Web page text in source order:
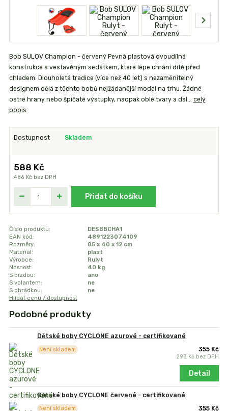
Bob SULOV Champion - červený Pevná plastová dvoudílná
konstrukce s vestavěným sedátkem, které lépe chrání dítě před
chladem. Dlouholetá tradice (více než 40 let) s nezaměnitelný
designem dělá z těchto bobů nejžádanější model na trhu. Žádné
ostré hrany nebo špičaté výstupky, naopak oblé tvary a dal... celý
popis
Dostupnost Skladem
588 Kč
486 Kč bez DPH
Přidat do košíku
Číslo produktu:
DESBBCHA1
EAN kód:
4891223074109
Rozměry:
85 x 40 x 12 cm
Materiál:
plast
Výrobce:
Rulyt
Nosnost:
40 kg
S brzdou:
ano
S volantem:
ne
S ohrádkou:
ne
Hlídat cenu / dostupnost
Podobné produkty
Dětské boby CYCLONE azurové - certifikované
355 Kč
293 Kč bez DPH
Není skladem
Detail
Dětské boby CYCLONE červené - certifikované
355 Kč
Není skladem